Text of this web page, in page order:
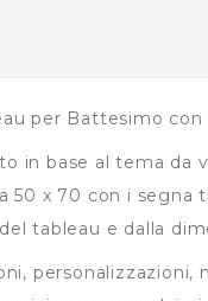
per Battesimo
in base al tema da
50 x 70 con i segna
tableau e dalla